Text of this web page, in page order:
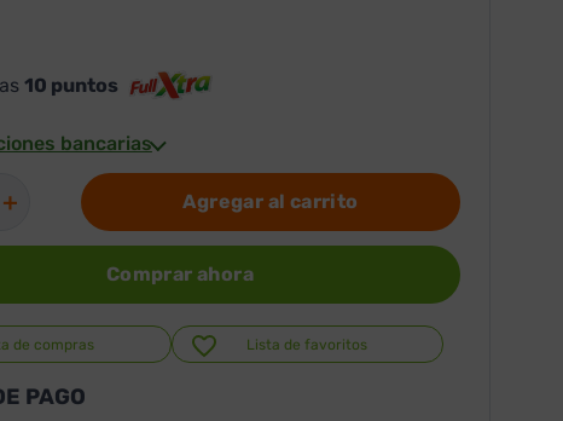
10 puntos
bancarias
＋ Agregar al carrito
Comprar ahora
de compras Lista de favoritos
PAGO